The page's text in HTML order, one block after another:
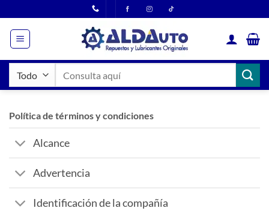
al
contenido
Política de términos y condiciones
Alcance
Advertencia
Identificación de la compañía